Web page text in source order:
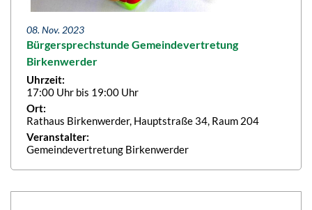
08. Nov. 2023
Bürgersprechstunde Gemeindevertretung
Birkenwerder
Uhrzeit:
17:00 Uhr bis 19:00 Uhr
Ort:
Rathaus Birkenwerder, Hauptstraße 34, Raum 204
Veranstalter:
Gemeindevertretung Birkenwerder